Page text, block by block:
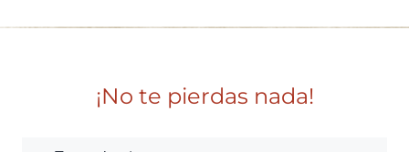
¡No te pierdas nada!